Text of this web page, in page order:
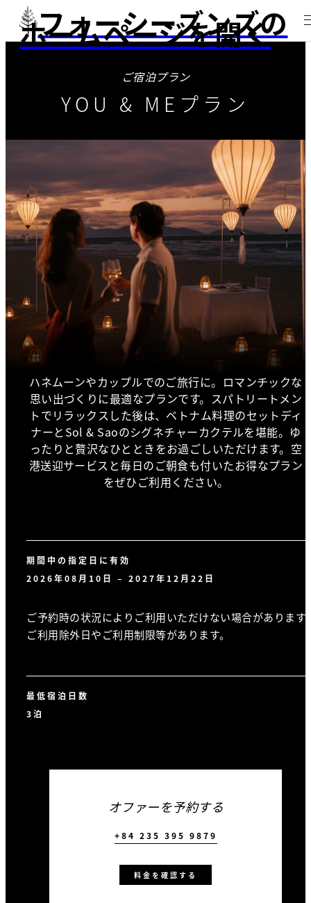
フォーシーズンズの
ホームページを開く
ご宿泊プラン
YOU & MEプラン
ハネムーンやカップルでのご旅行に。ロマンチックな
思い出づくりに最適なプランです。スパトリートメン
トでリラックスした後は、ベトナム料理のセットディ
ナーとSol & Saoのシグネチャーカクテルを堪能。ゆ
ったりと贅沢なひとときをお過ごしいただけます。空
港送迎サービスと毎日のご朝食も付いたお得なプラン
をぜひご利用ください。
期間中の指定日に有効
2026年08月10日 – 2027年12月22日
ご予約時の状況によりご利用いただけない場合があります
ご利用除外日やご利用制限等があります。
最低宿泊日数
3泊
オファーを予約する
+84 235 395 9879
料金を確認する